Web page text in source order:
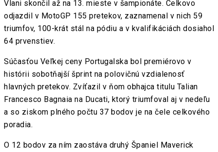
Vlani skončil až na 13. mieste v šampionáte. Celkovo
odjazdil v MotoGP 155 pretekov, zaznamenal v nich 59
triumfov, 100-krát stál na pódiu a v kvalifikáciách dosiahol
64 prvenstiev.
Súčasťou Veľkej ceny Portugalska bol premiérovo v
histórii sobotňajší šprint na polovičnú vzdialenosť
hlavných pretekov. Zvíťazil v ňom obhajca titulu Talian
Francesco Bagnaia na Ducati, ktorý triumfoval aj v nedeľu
a so ziskom plného počtu 37 bodov je na čele celkového
poradia.
O 12 bodov za ním zaostáva druhý Španiel Maverick